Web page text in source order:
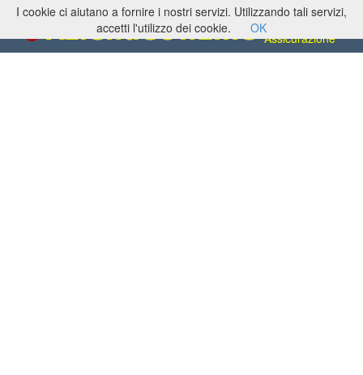
Assicurazioni,
Agenzie di
Assicurazione
I cookie ci aiutano a fornire i nostri servizi. Utilizzando tali servizi,
accetti l'utilizzo dei cookie.
OK